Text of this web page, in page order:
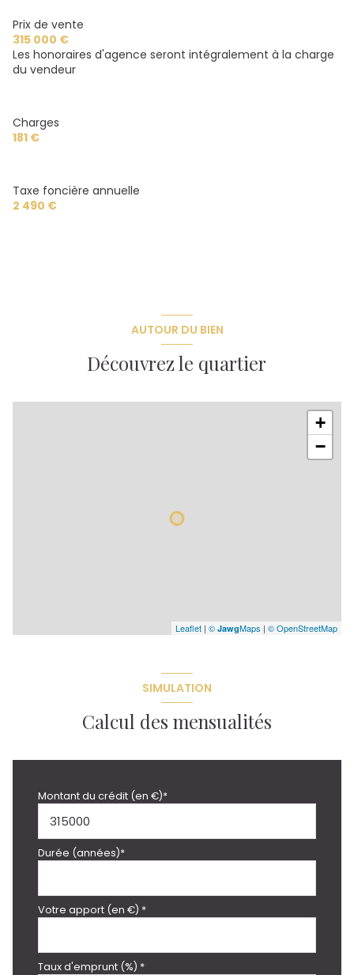
quartier BAS MONTCHAPET, Centre Ville, Darcy,
dijon, Victor Hugo, 21000
Prix de vente
315 000 €
Les honoraires d'agence seront intégralement à la charge
du vendeur
Charges
181 €
Taxe foncière annuelle
2 490 €
AUTOUR DU BIEN
Découvrez le quartier
+
−
Leaflet | © JawgMaps | © OpenStreetMap
SIMULATION
Calcul des mensualités
Montant du crédit (en €)*
Durée (années)*
Votre apport (en €) *
Taux d'emprunt (%) *